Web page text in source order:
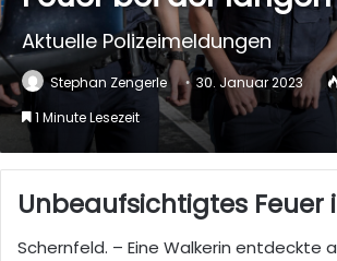
Aktuelle Polizeimeldungen
Stephan Zengerle 30. Januar 2023
1 Minute Lesezeit
Unbeaufsichtigtes Feuer
Schernfeld. – Eine Walkerin entdeckte